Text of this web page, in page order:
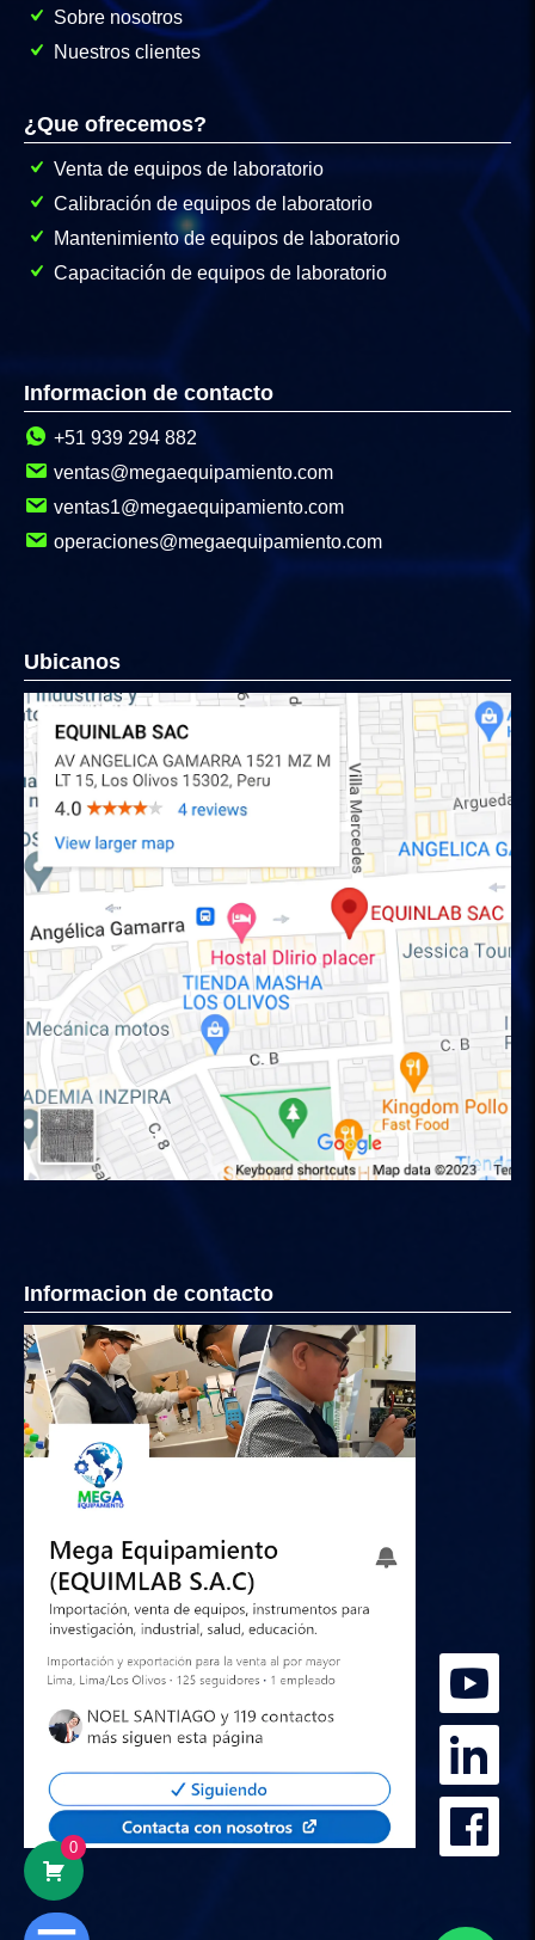
0
Sobre nosotros
Nuestros clientes
¿Que ofrecemos?
Venta de equipos de laboratorio
Calibración de equipos de laboratorio
Mantenimiento de equipos de laboratorio
Capacitación de equipos de laboratorio
Informacion de contacto
+51 939 294 882
ventas@megaequipamiento.com
ventas1@megaequipamiento.com
operaciones@megaequipamiento.com
Ubicanos
Informacion de contacto
Hola
Somos Mega Equipamiento,
mantenimiento y calibración de equipos
de laboratorio.
¿En qué podemos ayudarte?